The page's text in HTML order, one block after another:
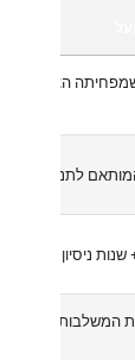
הצטברות
המותאם לתנאים
המשלבות סינון